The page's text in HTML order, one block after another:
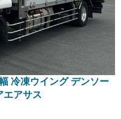
冷凍ウイング デンソー
エアサス